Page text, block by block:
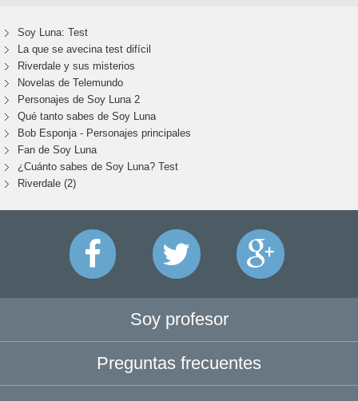
Soy Luna: Test
La que se avecina test difícil
Riverdale y sus misterios
Novelas de Telemundo
Personajes de Soy Luna 2
Qué tanto sabes de Soy Luna
Bob Esponja - Personajes principales
Fan de Soy Luna
¿Cuánto sabes de Soy Luna? Test
Riverdale (2)
Soy profesor
Preguntas frecuentes